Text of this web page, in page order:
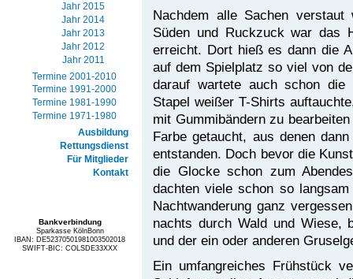
Jahr 2015
Jahr 2014
Jahr 2013
Jahr 2012
Jahr 2011
Termine 2001-2010
Termine 1991-2000
Termine 1981-1990
Termine 1971-1980
Ausbildung
Rettungsdienst
Für Mitglieder
Kontakt
Bankverbindung
Sparkasse KölnBonn
IBAN: DE52370501981003502018
SWIFT-BIC: COLSDE33XXX
Nachdem alle Sachen
Süden und Ruckzuck war das
erreicht. Dort hieß es dann die
auf dem Spielplatz so viel von
darauf wartete auch schon
Stapel weißer T-Shirts
mit Gummibändern zu
Farbe getaucht, aus denen
entstanden. Doch bevor die
die Glocke schon zum
dachten viele schon so
Nachtwanderung ganz
nachts durch Wald und Wiese,
und der ein oder anderen
Ein umfangreiches Frühstück